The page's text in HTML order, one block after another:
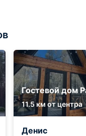
Гостевой дом
11.5 км от центра
Денис